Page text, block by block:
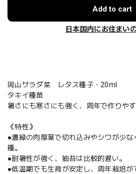
Add to cart
日本国内にお住まい
岡山サラダ菜 レタス種子・20ml
タキイ種苗
暑さにも寒さにも強く、周年で作りやす
《特性》
●濃緑の肉厚葉で切れ込みやシワが少
種。
●耐暑性が強く、抽苔は比較的遅い。
●低温期でも生育が安定し、周年栽培が